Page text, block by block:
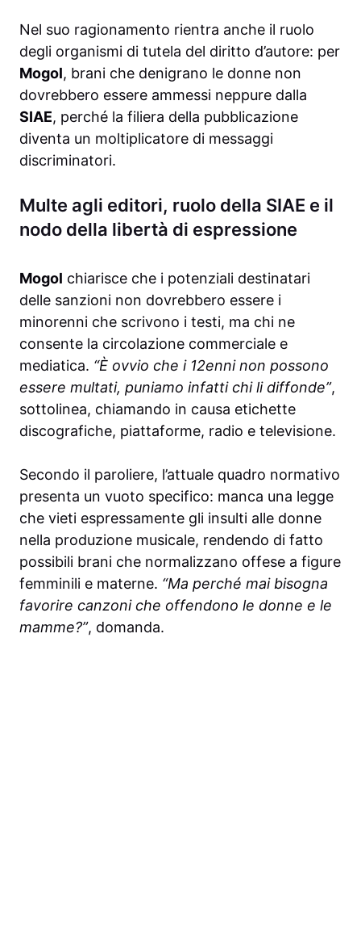
Nel suo ragionamento rientra anche il ruolo
degli organismi di tutela del diritto d’autore: per
Mogol, brani che denigrano le donne non
dovrebbero essere ammessi neppure dalla
SIAE, perché la filiera della pubblicazione
diventa un moltiplicatore di messaggi
discriminatori.
Multe agli editori, ruolo della SIAE e il
nodo della libertà di espressione
Mogol chiarisce che i potenziali destinatari
delle sanzioni non dovrebbero essere i
minorenni che scrivono i testi, ma chi ne
consente la circolazione commerciale e
mediatica. “È ovvio che i 12enni non possono
essere multati, puniamo infatti chi li diffonde”,
sottolinea, chiamando in causa etichette
discografiche, piattaforme, radio e televisione.
Secondo il paroliere, l’attuale quadro normativo
presenta un vuoto specifico: manca una legge
che vieti espressamente gli insulti alle donne
nella produzione musicale, rendendo di fatto
possibili brani che normalizzano offese a figure
femminili e materne. “Ma perché mai bisogna
favorire canzoni che offendono le donne e le
mamme?”, domanda.